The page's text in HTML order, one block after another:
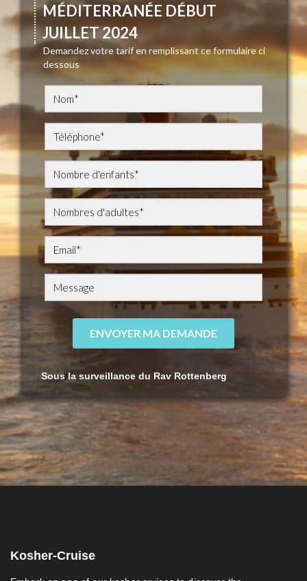
MÉDITERRANÉE DÉBUT
JUILLET 2024
Demandez votre tarif en remplissant ce formulaire ci
dessous
ENVOYER MA DEMANDE
Sous la surveillance du Rav Rottenberg
Kosher-Cruise